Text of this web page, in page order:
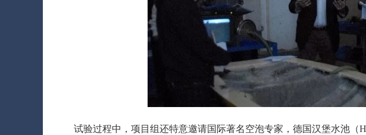
试验过程中，项目组还特意邀请国际著名空泡专家，德国汉堡水池（